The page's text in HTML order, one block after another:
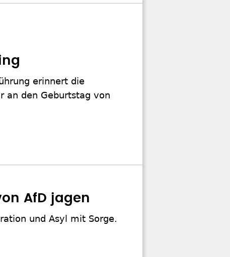
erinnert die
an den Geburtstag von
AfD jagen
und Asyl mit Sorge.